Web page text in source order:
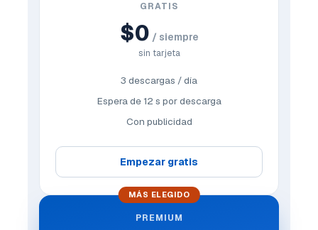
GRATIS
$0 / siempre
sin tarjeta
3 descargas / día
Espera de 12 s por descarga
Con publicidad
Empezar gratis
MÁS ELEGIDO
PREMIUM